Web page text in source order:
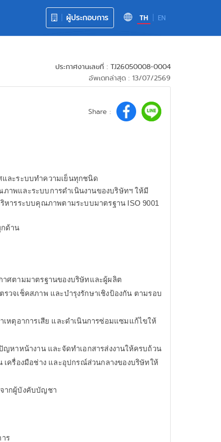
TH EN
ผู้ประกอบการ
ประกาศงานเลขที่ : TJ26050008-0004
อัพเดทล่าสุด : 13/07/2569
Share :
และระบบทำความเย็นทุกชนิด
าพและระบบการดำเนินงานของบริษัทฯ ให้มี
หารระบบคุณภาพตามระบบมาตรฐาน ISO 9001
ด้าน
าศตามมาตรฐานของบริษัทและผู้ผลิต
วจเช็คสภาพ และบำรุงรักษาเชิงป้องกัน ตามรอบ
หตุอาการเสีย และดำเนินการซ่อมแซมแก้ไขให้
หาหน้างาน และจัดทำเอกสารส่งงานให้ครบถ้วน
เครื่องมือช่าง และอุปกรณ์ส่วนกลางของบริษัทให้
ากผู้บังคับบัญชา
ร